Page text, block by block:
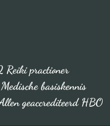
Reiki practioner
basiskennis
geaccrediteerd HBO